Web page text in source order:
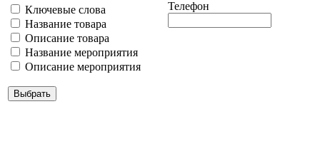
Ключевые слова
Название товара
Описание товара
Название мероприятия
Описание мероприятия
Телефон